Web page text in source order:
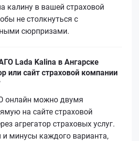
калину в вашей страховой
не столкнуться с
сюрпризами.
Lada Kalina в Ангарске
или сайт страховой компании
онлайн можно двумя
на сайте страховой
агрегатор страховых услуг.
минусы каждого варианта,